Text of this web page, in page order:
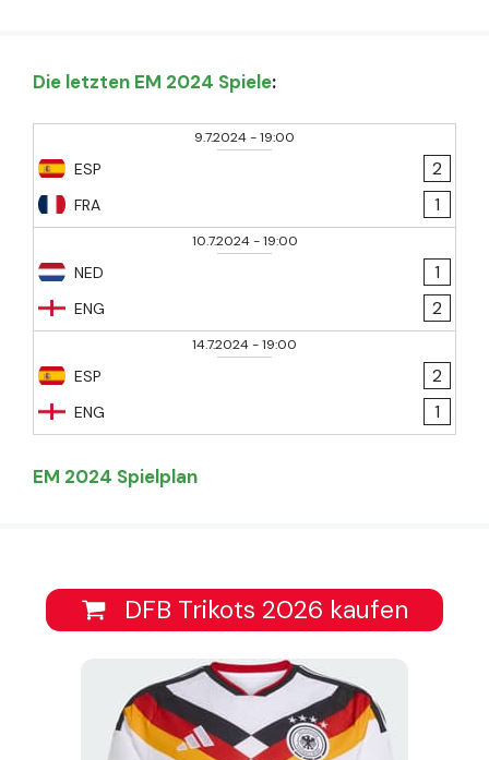
Die letzten EM 2024 Spiele:
9.7.2024-19:00
ESP
FRA
2
1
10.7.2024-19:00
NED
ENG
1
2
14.7.2024-19:00
ESP
ENG
2
1
EM 2024 Spielplan
DFB Trikots 2026 kaufen